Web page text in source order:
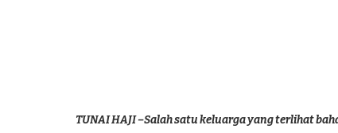
TUNAI HAJI –Salah satu keluarga yang terlihat